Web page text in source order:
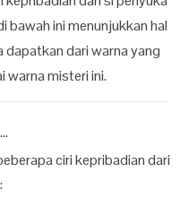
bawah ini menunjukkan hal
dapatkan dari warna yang
warna misteri ini.
ciri kepribadian dari